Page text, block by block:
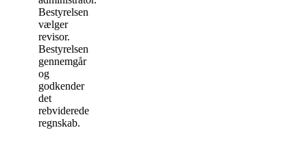
Bestyrelsen
vælger
revisor.
Bestyrelsen
gennemgår
og
godkender
det
rebviderede
regnskab.